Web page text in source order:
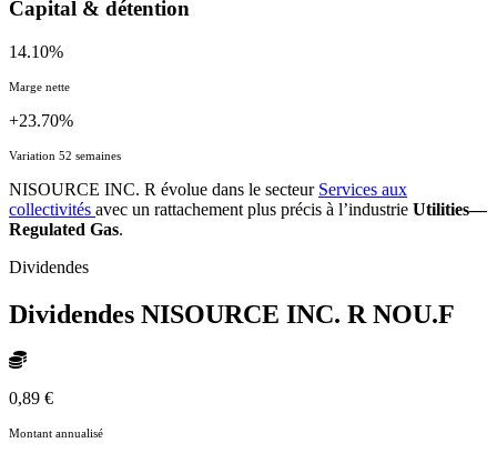
Capital & détention
14.10%
Marge nette
+23.70%
Variation 52 semaines
NISOURCE INC. R évolue dans le secteur Services aux
collectivités avec un rattachement plus précis à l’industrie Utilities—
Regulated Gas.
Dividendes
Dividendes NISOURCE INC. R NOU.F
0,89 €
Montant annualisé